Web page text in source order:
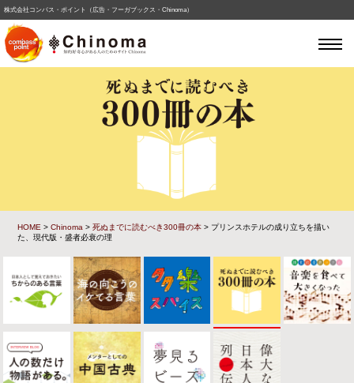
株式会社コンパス・ポイント（広告・フーガブックス・Chinoma）
HOME >Chinoma >死ぬまでに読むべき300冊の本 > プリンスホテルの成り立ちを描い
た、現代版・盛者必衰の理